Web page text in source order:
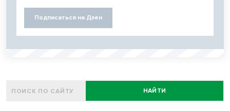
Подписаться на Дзен
НАЙТИ